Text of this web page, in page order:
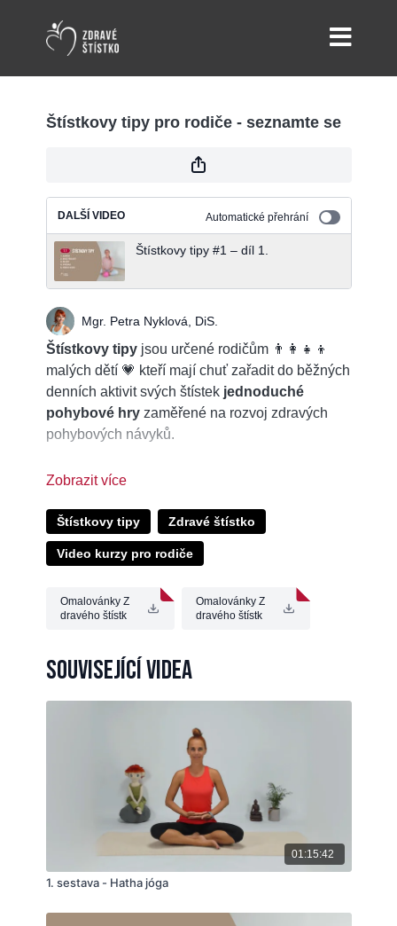
Štístkovy tipy pro rodiče - seznamte se
DALŠÍ VIDEO Automatické přehrání
Štístkovy tipy #1 – díl 1.
Mgr. Petra Nyklová, DiS.
Štístkovy tipy jsou určené rodičům 👨‍👩‍👧‍👦
malých dětí 💗 kteří mají chuť zařadit do běžných
denních aktivit svých štístek jednoduché
pohybové hry zaměřené na rozvoj zdravých
pohybových návyků.
Stačípár minut denně
zajistili budoucnost bez bolesti zad, svalů,
kloubů, anebo šlach 🤸🎯
Štístkovy tipy Zdravé štístko
Video kurzy pro rodiče
Omalovánky Z
dravého štístk
Omalovánky Z
dravého štístk
Související videa
01:15:42
1. sestava - Hatha jóga